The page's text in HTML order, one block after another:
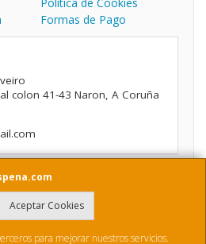
Aceptar Cookies
para mejorar nuestros servicios.
Formas de Pago
colon 41-43 Naron, A Coruña
A 20:00